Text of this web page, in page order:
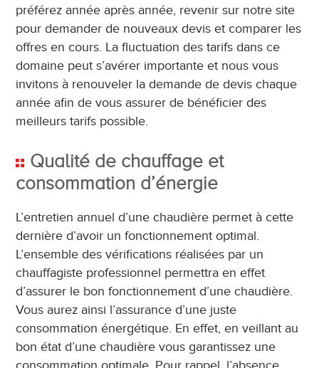
préférez année après année, revenir sur notre site
pour demander de nouveaux devis et comparer les
offres en cours. La fluctuation des tarifs dans ce
domaine peut s’avérer importante et nous vous
invitons à renouveler la demande de devis chaque
année afin de vous assurer de bénéficier des
meilleurs tarifs possible.
Qualité de chauffage et
consommation d’énergie
L’entretien annuel d’une chaudière permet à cette
dernière d’avoir un fonctionnement optimal.
L’ensemble des vérifications réalisées par un
chauffagiste professionnel permettra en effet
d’assurer le bon fonctionnement d’une chaudière.
Vous aurez ainsi l’assurance d’une juste
consommation énergétique. En effet, en veillant au
bon état d’une chaudière vous garantissez une